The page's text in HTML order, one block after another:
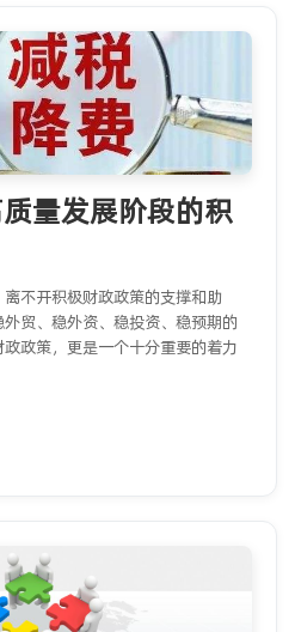
量发展阶段的积
不开积极财政政策的支撑和助
贸、稳外资、稳投资、稳预期的
政策，更是一个十分重要的着力